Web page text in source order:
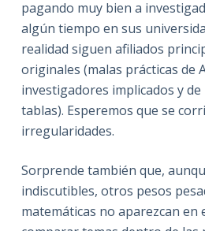
pagando muy bien a
algún tiempo en sus
realidad siguen afiliados
originales (malas prácticas de
investigadores implicados y
tablas). Esperemos que se
irregularidades.
Sorprende también que,
indiscutibles, otros pesos
matemáticas no aparezcan en